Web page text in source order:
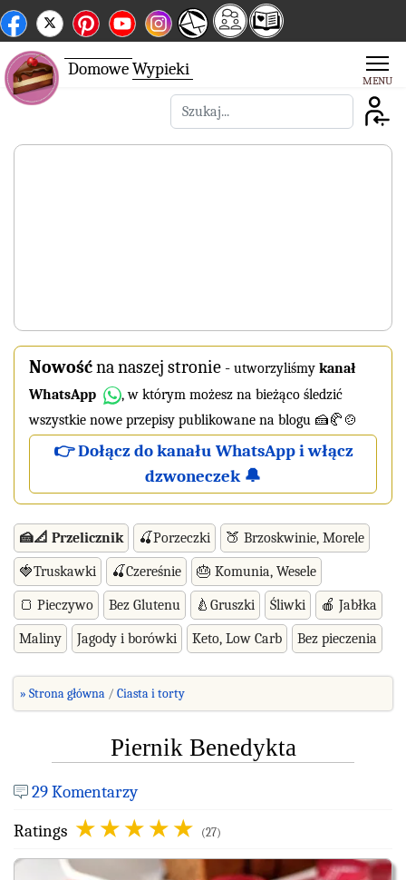
DomoweWypieki
Szukaj
Nowośćna naszej stronie - utworzyliśmy kanał
WhatsApp
, w którym możesz na bieżąco śledzić
wszystkie nowe przepisy publikowane na blogu 🍰🥐🍲
👉 Dołącz do kanału WhatsApp i włącz
dzwoneczek 🔔
🍰📐 Przelicznik 🍒Porzeczki 🍑 Brzoskwinie, Morele
🍓Truskawki 🍒Czereśnie 🎂 Komunia, Wesele
🍞 Pieczywo Bez Glutenu 🍐Gruszki Śliwki 🍎 Jabłka
Maliny Jagody i borówki Keto, Low Carb Bez pieczenia
» Strona główna Ciasta i torty
Piernik Benedykta
29 Komentarzy
Ratings
(27)